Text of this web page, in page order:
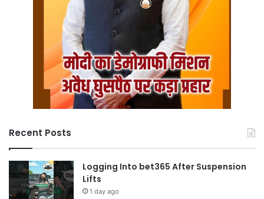
Recent Posts
Logging Into bet365 After Suspension
Lifts
1 day ago